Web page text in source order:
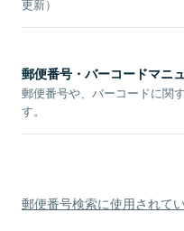
更新）
郵便番号・バーコードマニ
郵便番号や、バーコードに関
す。
郵便番号検索に使用されて